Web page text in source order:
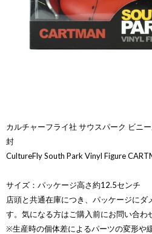
カルチャーフライ社 サウスパーク ビニ
封
CultureFly South Park Vinyl Figure
サイズ：パッケージ高さ約12.5センチ
店頭と共通在庫につき、パッケージにダ
す。気になる方はご購入前にお問い合わ
※生産時の個体差によるパーツの変形や